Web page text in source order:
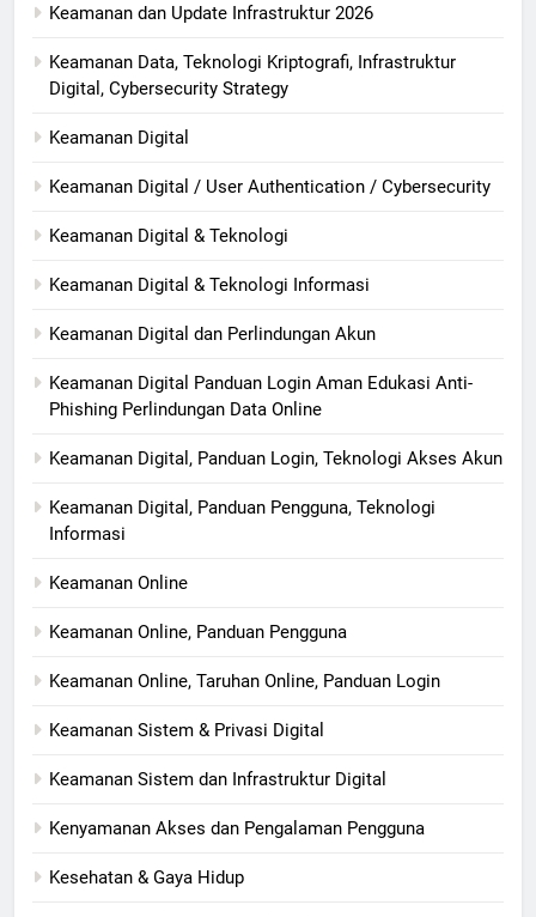
Keamanan dan Update Infrastruktur 2026
Keamanan Data, Teknologi Kriptografi, Infrastruktur
Digital, Cybersecurity Strategy
Keamanan Digital
Keamanan Digital / User Authentication / Cybersecurity
Keamanan Digital & Teknologi
Keamanan Digital & Teknologi Informasi
Keamanan Digital dan Perlindungan Akun
Keamanan Digital Panduan Login Aman Edukasi Anti-
Phishing Perlindungan Data Online
Keamanan Digital, Panduan Login, Teknologi Akses Akun
Keamanan Digital, Panduan Pengguna, Teknologi
Informasi
Keamanan Online
Keamanan Online, Panduan Pengguna
Keamanan Online, Taruhan Online, Panduan Login
Keamanan Sistem & Privasi Digital
Keamanan Sistem dan Infrastruktur Digital
Kenyamanan Akses dan Pengalaman Pengguna
Kesehatan & Gaya Hidup